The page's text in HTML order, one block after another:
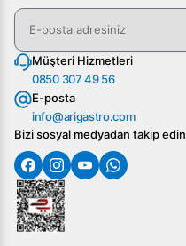
Müşteri Hizmetleri
0850 307 49 56
E-posta
info@arigastro.com
Bizi sosyal medyadan takip edin